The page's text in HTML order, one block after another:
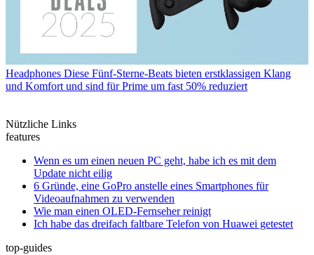
Headphones Diese Fünf-Sterne-Beats bieten erstklassigen Klang
und Komfort und sind für Prime um fast 50% reduziert
Nützliche Links
features
Wenn es um einen neuen PC geht, habe ich es mit dem
Update nicht eilig
6 Gründe, eine GoPro anstelle eines Smartphones für
Videoaufnahmen zu verwenden
Wie man einen OLED-Fernseher reinigt
Ich habe das dreifach faltbare Telefon von Huawei getestet
top-guides